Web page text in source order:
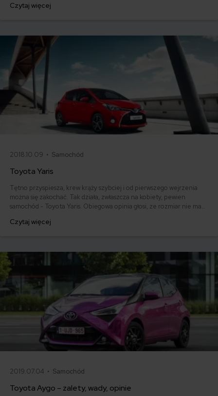
wygrywał wszystko. Został wycofany z produkcji w 2005 roku, ale
Czytaj więcej
2018.10.09 • Samochód
Toyota Yaris
Tętno przyspiesza, krew krąży szybciej i od pierwszego wejrzenia
można się zakochać. Tak działa, zwłaszcza na kobiety, pewien
samochód - Toyota Yaris. Obiegowa opinia głosi, ze rozmiar nie ma
zwrotne auto o ujmujących kształtach jest marzeniem wielu osób
Czytaj więcej
2019.07.04 • Samochód
Toyota Aygo – zalety, wady, opinie